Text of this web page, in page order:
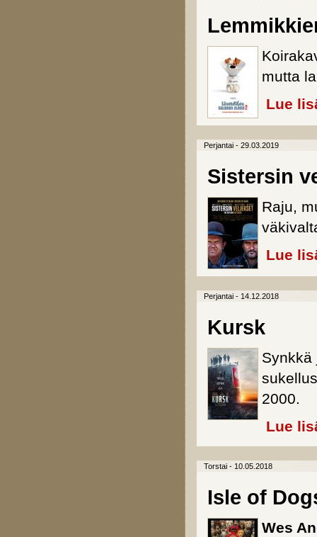
mutta
Lue
Perjantai - 29.03.2019
Sistersin
Raju,
Lue
Perjantai - 14.12.2018
Kursk
Synkkä
2000.
Lue
Torstai - 10.05.2018
Isle of
Wes